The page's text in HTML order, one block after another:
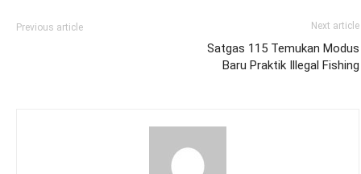
Previous article Next article
Satgas 115 Temukan Modus
Baru Praktik Illegal Fishing